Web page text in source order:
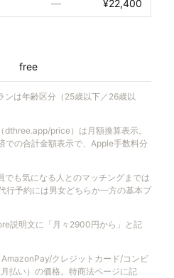
— ¥22,400
free
ンは年齢区分（25歳以下／26歳以
dthree.app/price）は月額換算表示。
での合計金額表示で、Apple手数料分
でも気になる人とのマッチングまでは
行予約には男女どちらか一方の基本プ
説明文に「月々2900円から」と記
AmazonPay/クレジットカード/コンビ
払い）の価格。特商法ページに記